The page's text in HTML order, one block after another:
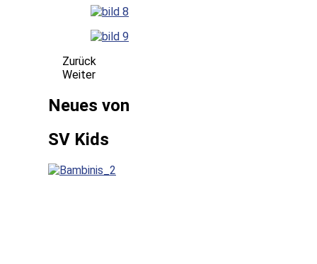
Zurück
Weiter
Neues von
SV Kids